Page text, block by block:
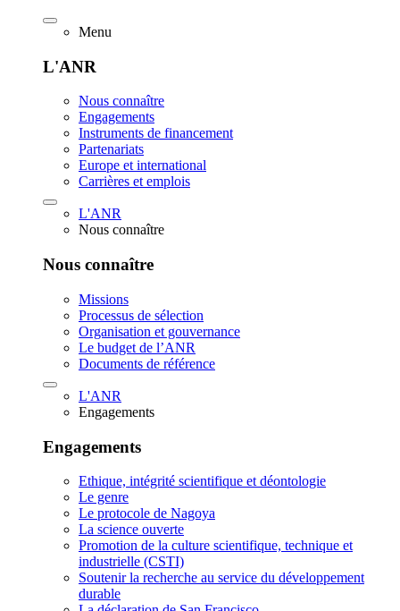
Menu
L'ANR
Nous connaître
Engagements
Instruments de financement
Partenariats
Europe et international
Carrières et emplois
L'ANR
Nous connaître
Nous connaître
Missions
Processus de sélection
Organisation et gouvernance
Le budget de l’ANR
Documents de référence
L'ANR
Engagements
Engagements
Ethique, intégrité scientifique et déontologie
Le genre
Le protocole de Nagoya
La science ouverte
Promotion de la culture scientifique, technique et
industrielle (CSTI)
Soutenir la recherche au service du développement
durable